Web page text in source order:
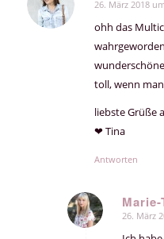
sagte:
26. März 2018
ohh das
toll, wenn
liebste Grüße
❤ Tina
Antworten
sagte:
26. März